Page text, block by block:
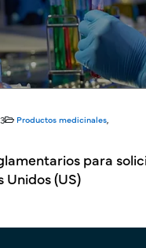
Productos medicinales
para
Unidos (US)